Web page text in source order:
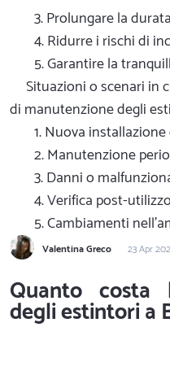
3. Prolungare la
4. Ridurre i rischi di
5. Garantire la
Situazioni o scenari in
di manutenzione degli
1. Nuova
2. Manutenzione
3. Danni o
4. Verifica post-utilizzo
5. Cambiamenti
Valentina Greco 23 Apr
Quanto costa
degli estintori a